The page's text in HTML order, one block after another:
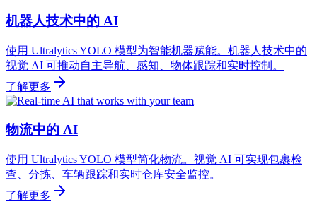
机器人技术中的 AI
使用 Ultralytics YOLO 模型为智能机器赋能。机器人技术中的
视觉 AI 可推动自主导航、感知、物体跟踪和实时控制。
了解更多
物流中的 AI
使用 Ultralytics YOLO 模型简化物流。视觉 AI 可实现包裹检
查、分拣、车辆跟踪和实时仓库安全监控。
了解更多